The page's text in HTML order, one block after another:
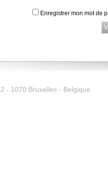
Enregistrer mon mot de
- 1070 Bruxelles - Belgique